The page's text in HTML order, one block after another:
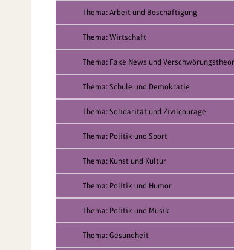
Thema: Arbeit und Beschäftigung
Thema: Wirtschaft
Thema: Fake News und
Thema: Schule und Demokratie
Thema: Solidarität und Zivilcourage
Thema: Politik und Sport
Thema: Kunst und Kultur
Thema: Politik und Humor
Thema: Politik und Musik
Thema: Gesundheit